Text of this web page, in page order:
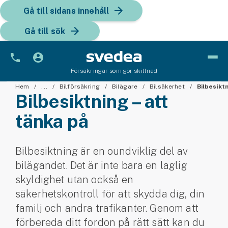
Gå till sidans innehåll
Gå till sök
Försäkringar som gör skillnad
Bil
Fordon
Snöskoterförsäkring
ATV-försäkring
Släpvagnsförsäkring
Hem ... Bilförsäkring Bilägare Bilsäkerhet
Bilbesiktning – att
tänka på
Bilbesiktning är en oundviklig del av
bilägandet. Det är inte bara en laglig
skyldighet utan också en
säkerhetskontroll för att skydda dig, din
familj och andra trafikanter. Genom att
förbereda ditt fordon på rätt sätt kan du